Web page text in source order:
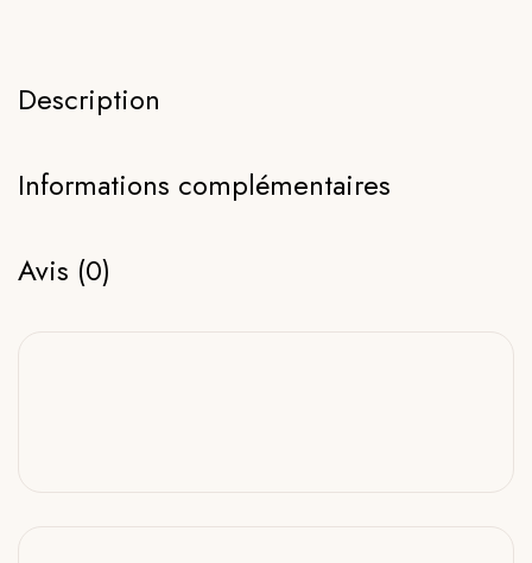
Description
Informations complémentaires
Avis (0)